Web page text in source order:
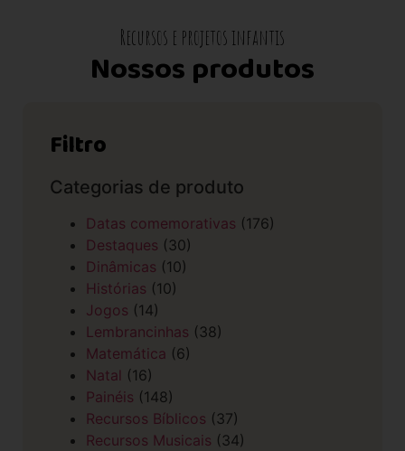
Recursos e projetos infantis
Nossos produtos
Filtro
Categorias de produto
Datas comemorativas (176)
Destaques (30)
Dinâmicas (10)
Histórias (10)
Jogos (14)
Lembrancinhas (38)
Matemática (6)
Natal (16)
Painéis (148)
Recursos Bíblicos (37)
Recursos Musicais (34)